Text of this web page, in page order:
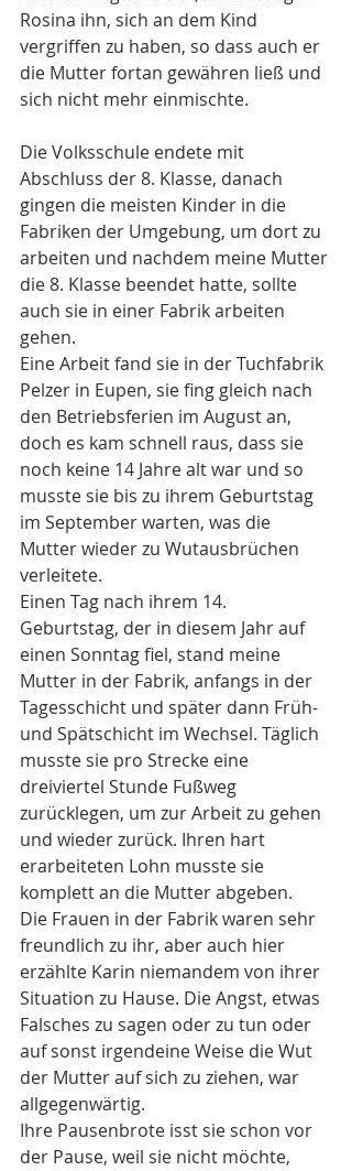
Rosina ihn, sich an dem Kind
vergriffen zu haben, so dass auch er
die Mutter fortan gewähren ließ und
sich nicht mehr einmischte.
Die Volksschule endete mit
Abschluss der 8. Klasse, danach
gingen die meisten Kinder in die
Fabriken der Umgebung, um dort zu
arbeiten und nachdem meine Mutter
die 8. Klasse beendet hatte, sollte
auch sie in einer Fabrik arbeiten
gehen.
Eine Arbeit fand sie in der Tuchfabrik
Pelzer in Eupen, sie fing gleich nach
den Betriebsferien im August an,
doch es kam schnell raus, dass sie
noch keine 14 Jahre alt war und so
musste sie bis zu ihrem Geburtstag
im September warten, was die
Mutter wieder zu Wutausbrüchen
verleitete.
Einen Tag nach ihrem 14.
Geburtstag, der in diesem Jahr auf
einen Sonntag fiel, stand meine
Mutter in der Fabrik, anfangs in der
Tagesschicht und später dann Früh-
und Spätschicht im Wechsel. Täglich
musste sie pro Strecke eine
dreiviertel Stunde Fußweg
zurücklegen, um zur Arbeit zu gehen
und wieder zurück. Ihren hart
erarbeiteten Lohn musste sie
komplett an die Mutter abgeben.
Die Frauen in der Fabrik waren sehr
freundlich zu ihr, aber auch hier
erzählte Karin niemandem von ihrer
Situation zu Hause. Die Angst, etwas
Falsches zu sagen oder zu tun oder
auf sonst irgendeine Weise die Wut
der Mutter auf sich zu ziehen, war
allgegenwärtig.
Ihre Pausenbrote isst sie schon vor
der Pause, weil sie nicht möchte,